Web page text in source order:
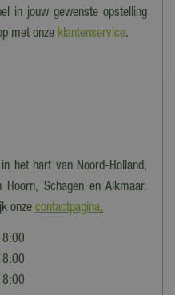
in jouw gewenste opstelling
met onze klantenservice.
het hart van Noord-Holland,
Schagen en Alkmaar.
onze contactpagina.